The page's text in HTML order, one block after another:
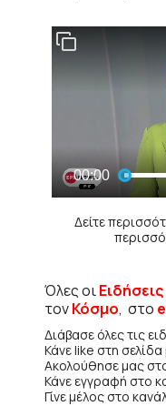
Δείτε
Όλες οιΕιδήσεις
τονΚόσμο, στο
Διάβασε όλες τις
Κάνε like στη
Ακολούθησε μας
Κάνε εγγραφή στο
Γίνε μέλος στο